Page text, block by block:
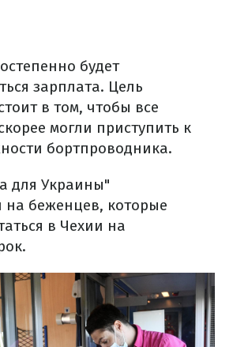
будет
зарплата. Цель
в том, чтобы все
могли приступить к
бортпроводника.
для Украины"
на беженцев, которые
в Чехии на